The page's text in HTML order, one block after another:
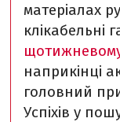
матеріалах
клікабельні
щотижневому
наприкінці
головний
Успіхів у